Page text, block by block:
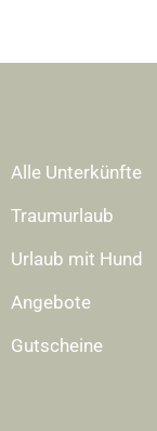
Alle Unterkünfte
Traumurlaub
Urlaub mit Hund
Angebote
Gutscheine